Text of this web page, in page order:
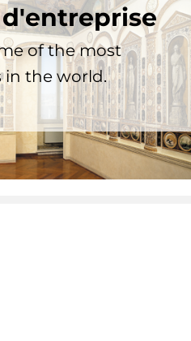
of the most
in the world.